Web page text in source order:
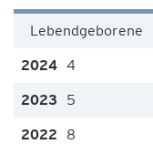
Lebendgeborene
4
5
8